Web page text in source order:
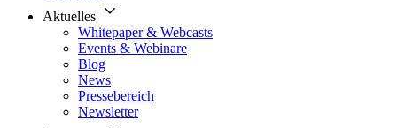
Aktuelles
Whitepaper & Webcasts
Events & Webinare
Blog
News
Pressebereich
Newsletter